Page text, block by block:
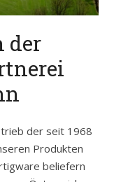
der
der seit 1968
Produkten
beliefern